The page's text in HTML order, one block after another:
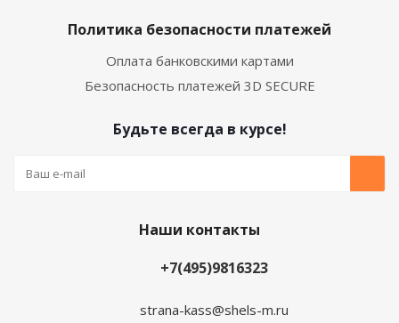
Политика безопасности платежей
Оплата банковскими картами
Безопасность платежей 3D SECURE
Будьте всегда в курсе!
Наши контакты
+7(495)9816323
strana-kass@shels-m.ru